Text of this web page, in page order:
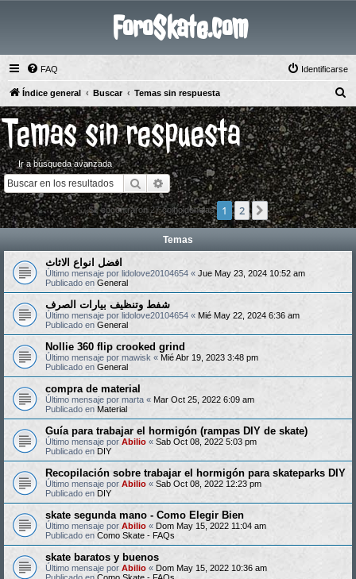
ForoSkate.com
FAQ Identificarse
Índice general Buscar Temas sin respuesta
u
s
c
a
r
Temas sin respuesta
Ir a búsqueda avanzada
BuscarBúsqueda avanzada
Se encontraron 27 coincidencias 1 2 Siguiente
Temas
افضل انواع الاثاث
Último mensaje por lidolove20104654 « Jue May 23, 2024 10:52 am
Publicado en General
شفط وتنظيف بيارات الصرف
Último mensaje por lidolove20104654 « Mié May 22, 2024 6:36 am
Publicado en General
Nollie 360 flip crooked grind
Último mensaje por mawisk « Mié Abr 19, 2023 3:48 pm
Publicado en General
compra de material
Último mensaje por marta « Mar Oct 25, 2022 6:09 am
Publicado en Material
Guía para trabajar el hormigón (rampas DIY de skate)
Último mensaje por Abilio « Sab Oct 08, 2022 5:03 pm
Publicado en DIY
Recopilación sobre trabajar el hormigón para skateparks DIY
Último mensaje por Abilio « Sab Oct 08, 2022 12:23 pm
Publicado en DIY
skate segunda mano - Como Elegir Bien
Último mensaje por Abilio « Dom May 15, 2022 11:04 am
Publicado en Como Skate - FAQs
skate baratos y buenos
Último mensaje por Abilio « Dom May 15, 2022 10:36 am
Publicado en Como Skate - FAQs